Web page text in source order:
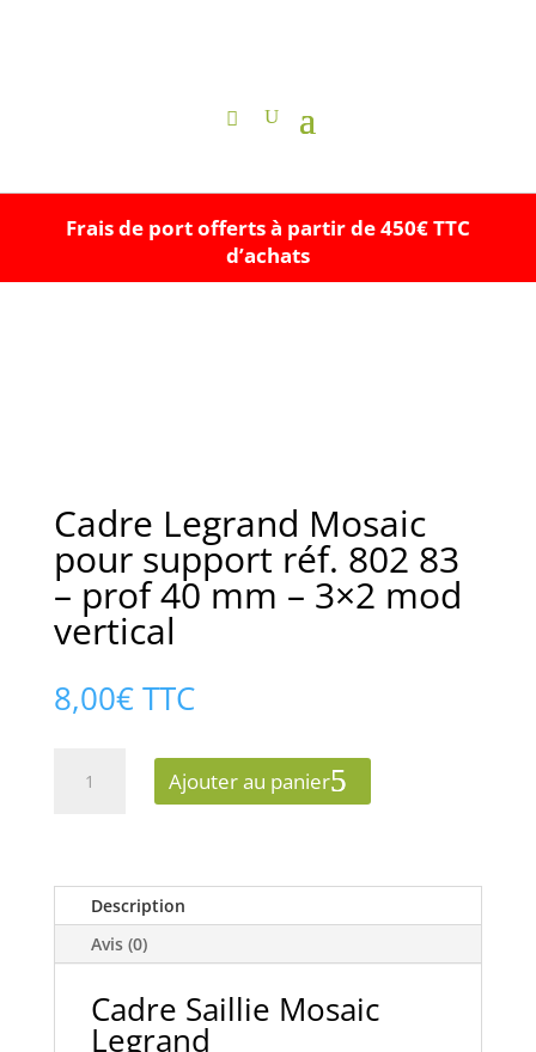
Frais de port offerts à partir de 450€ TTC
d’achats
Cadre Legrand Mosaic
pour support réf. 802 83
– prof 40 mm – 3×2 mod
vertical
8,00€ TTC
support
Ajouter au panier
Description
Avis (0)
Cadre Saillie Mosaic
Legrand